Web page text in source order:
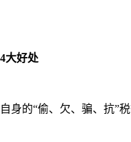
大好处
身的“偷、欠、骗、抗”